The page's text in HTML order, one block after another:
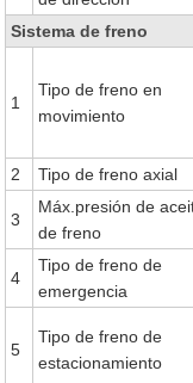
Sistema de freno
1
Tipo de freno en
movimiento
2
Tipo de freno axial
3
Máx.presión de
de freno
4
Tipo de freno de
emergencia
5
Tipo de freno de
estacionamiento